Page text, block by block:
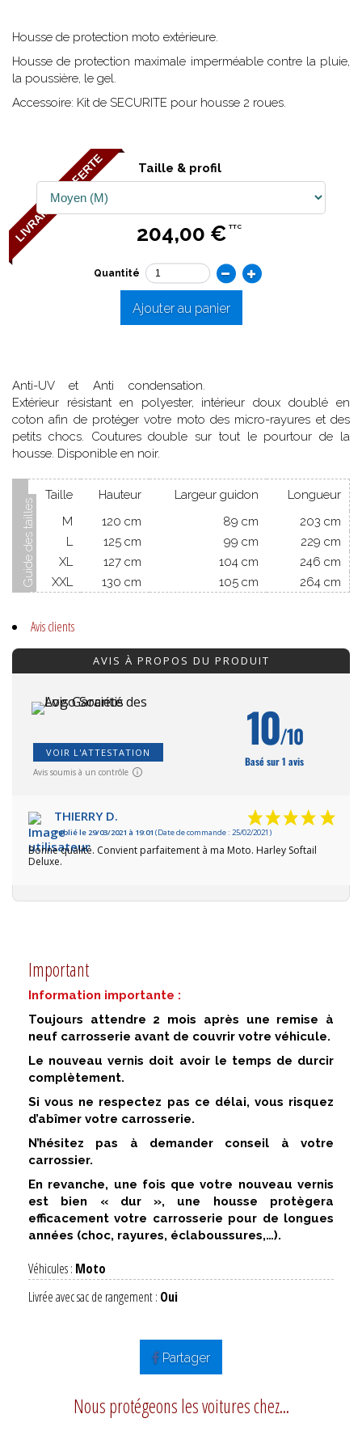
Housse de protection moto extérieure.
Housse de protection maximale imperméable contre la pluie,
la poussière, le gel.
Accessoire: Kit de SECURITE pour housse 2 roues.
LIVRAISON OFFERTE Taille & profil
204,00 € TTC
Quantité
Ajouter au panier
Anti-UV et Anti condensation.
Extérieur résistant en polyester, intérieur doux doublé en
coton afin de protéger votre moto des micro-rayures et des
petits chocs. Coutures double sur tout le pourtour de la
housse. Disponible en noir.
Taille Hauteur Largeur guidon
Longueur
M
120 cm 89 cm
203 cm
L
125 cm 99 cm
229 cm
XL
127 cm 104 cm
246 cm
XXL
130 cm 105 cm 264 cm
Avis clients
AVIS À PROPOS DU PRODUIT
VOIR L'ATTESTATION
Avis soumis à un contrôle
10/10
Basé sur 1 avis
THIERRY D.
Publié le 29/03/2021 à 19:01 (Date de commande : 25/02/2021)
Bonne qualité. Convient parfaitement à ma Moto. Harley Softail
Deluxe.
Important
Information importante :
Toujours attendre 2 mois après une remise à
neuf carrosserie avant de couvrir votre véhicule.
Le nouveau vernis doit avoir le temps de durcir
complètement.
Si vous ne respectez pas ce délai, vous risquez
d’abîmer votre carrosserie.
N’hésitez pas à demander conseil à votre
carrossier.
En revanche, une fois que votre nouveau vernis
est bien « dur », une housse protègera
efficacement votre carrosserie pour de longues
années (choc, rayures, éclaboussures,…).
Véhicules : Moto
Livrée avec sac de rangement : Oui
Partager
Nous protégeons les voitures chez...